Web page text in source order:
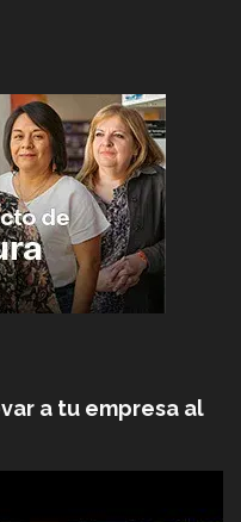
a tu empresa al